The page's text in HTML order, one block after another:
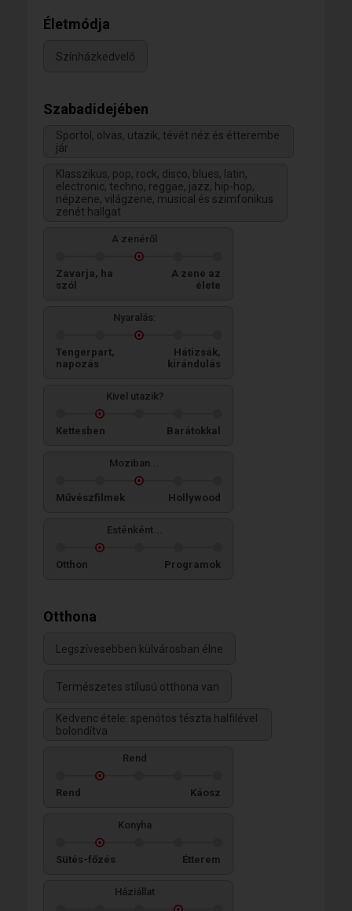
Életmódja
Színházkedvelő
Szabadidejében
Sportol, olvas, utazik, tévét néz és étterembe
jár
Klasszikus, pop, rock, disco, blues, latin,
electronic, techno, reggae, jazz, hip-hop,
népzene, világzene, musical és szimfonikus
zenét hallgat
A zenéről
Zavarja, ha
szól
A zene az
élete
Nyaralás:
Tengerpart,
napozás
Hátizsák,
kirándulás
Kivel utazik?
Kettesben Barátokkal
Moziban...
Művészfilmek Hollywood
Esténként...
Otthon Programok
Otthona
Legszívesebben külvárosban élne
Természetes stílusú otthona van
Kedvenc étele: spenótos tészta halfilével
bolondítva
Rend
Rend Káosz
Konyha
Sütés-főzés Étterem
Háziállat